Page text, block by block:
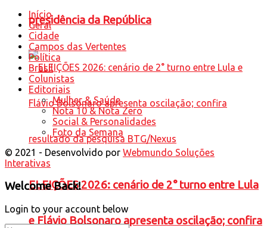
presidência da República
ELEIÇÕES 2026: cenário de 2° turno entre Lula
e Flávio Bolsonaro apresenta oscilação; confira
Início
Geral
Cidade
Campos das Vertentes
Política
Brasil
Colunistas
Editoriais
Mulher & Saúde
Nota 10 & Nota Zero
Social & Personalidades
Foto da Semana
© 2021 - Desenvolvido por Webmundo Soluções
Interativas
Welcome Back!
Login to your account below